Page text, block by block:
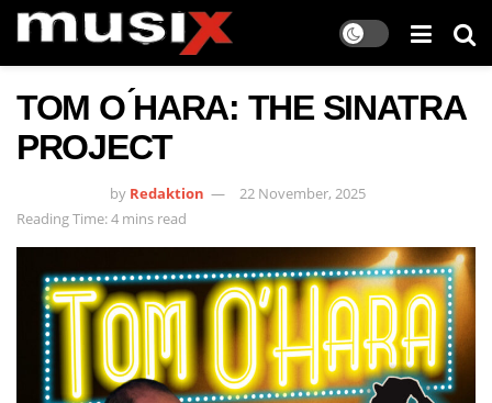
TOM O ́HARA: THE SINATRA
PROJECT
by Redaktion
22 November, 2025
Reading Time: 4 mins read